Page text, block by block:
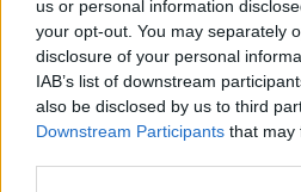
us or personal information
your opt-out. You may separately
disclosure of your personal
IAB’s list of downstream
also be disclosed by us to third
Downstream Participants that may